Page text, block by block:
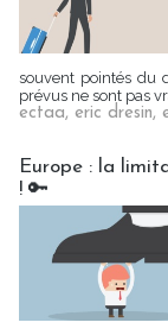
souvent pointés du
prévus ne sont pas
ectaa, eric dresin,
Europe : la
! 🔑